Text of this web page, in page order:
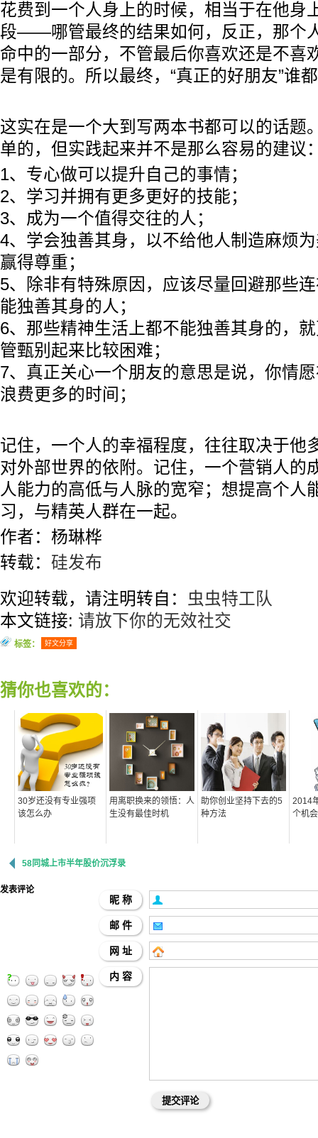
花费到一个人身上的时候，相当于在他身
段——哪管最终的结果如何，反正，那个
命中的一部分，不管最后你喜欢还是不喜
是有限的。所以最终，“真正的好朋友”谁
这实在是一个大到写两本书都可以的话题
单的，但实践起来并不是那么容易的建议
1、专心做可以提升自己的事情；
2、学习并拥有更多更好的技能；
3、成为一个值得交往的人；
4、学会独善其身，以不给他人制造麻烦
赢得尊重；
5、除非有特殊原因，应该尽量回避那些
能独善其身的人；
6、那些精神生活上都不能独善其身的，
管甄别起来比较困难；
7、真正关心一个朋友的意思是说，你情
浪费更多的时间；
记住，一个人的幸福程度，往往取决于他
对外部世界的依附。记住，一个营销人的
人能力的高低与人脉的宽窄；想提高个人
习，与精英人群在一起。
作者：杨琳桦
转载： 硅发布
欢迎转载，请注明转自：
虫虫特工队
本文链接: 请放下你的无效社交
标签： 好文分享
猜你也喜欢的：
30岁还没有专业强项
该怎么办
用离职换来的领悟：人
生没有最佳时机
助你创业坚持下去的5
种方法
2014
个机会
58同城上市半年股价沉浮录
发表评论
昵 称
邮 件
网 址
内 容